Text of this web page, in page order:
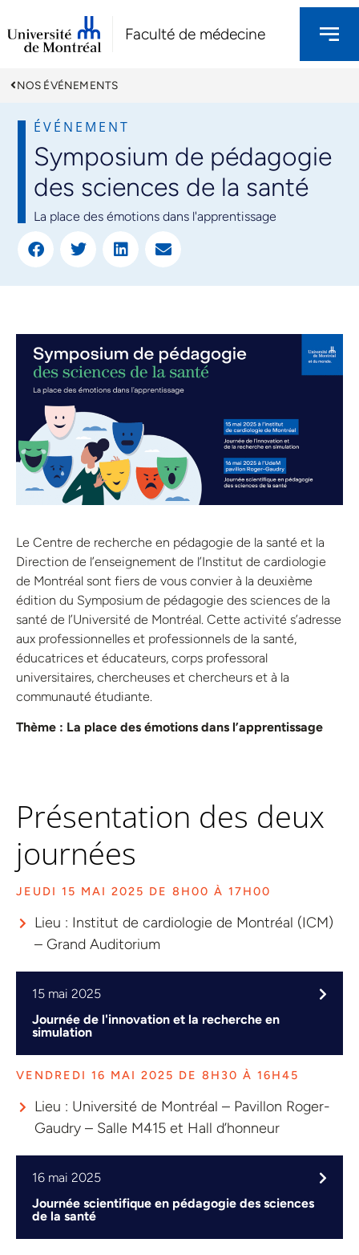
Faculté de médecine
NOS ÉVÉNEMENTS
ÉVÉNEMENT
Symposium de pédagogie
des sciences de la santé
La place des émotions dans l'apprentissage
Le Centre de recherche en pédagogie de la santé et la
Direction de l’enseignement de l’Institut de cardiologie
de Montréal sont fiers de vous convier à la deuxième
édition du Symposium de pédagogie des sciences de la
santé de l’Université de Montréal. Cette activité s’adresse
aux professionnelles et professionnels de la santé,
éducatrices et éducateurs, corps professoral
universitaires, chercheuses et chercheurs et à la
communauté étudiante.
Thème : La place des émotions dans l’apprentissage
Présentation des deux
journées
JEUDI 15 MAI 2025 DE 8H00 À 17H00
Lieu : Institut de cardiologie de Montréal (ICM)
– Grand Auditorium
15 mai 2025
Journée de l'innovation et la recherche en
simulation
VENDREDI 16 MAI 2025 DE 8H30 À 16H45
Lieu : Université de Montréal – Pavillon Roger-
Gaudry – Salle M415 et Hall d’honneur
16 mai 2025
Journée scientifique en pédagogie des sciences
de la santé